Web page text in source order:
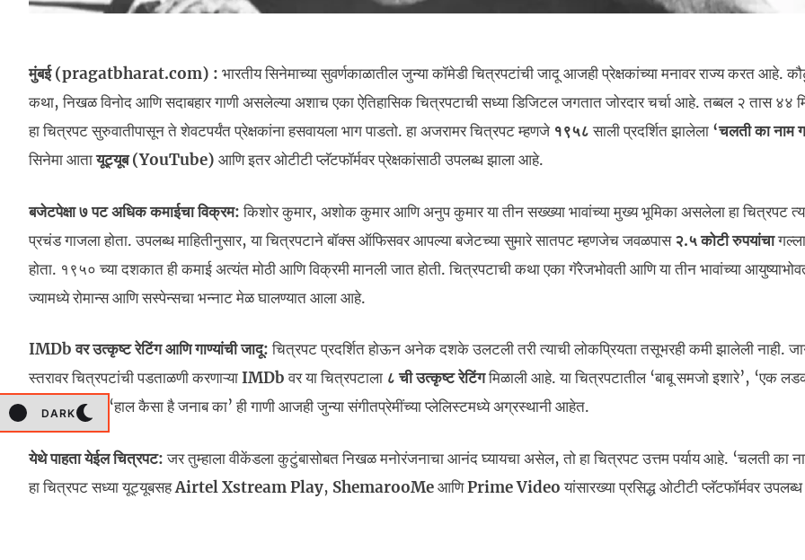
DARK
मुंबई (pragatbharat.com) : भारतीय सिनेमाच्या सुवर्णकाळातील जुन्या कॉमेडी चित्रपटांची जादू आजही प्रेक्षकांच्या मनावर राज्य करत आहे.
कथा, निखळ विनोद आणि सदाबहार गाणी असलेल्या अशाच एका ऐतिहासिक चित्रपटाची सध्या डिजिटल जगतात जोरदार चर्चा आहे. तब्बल २ तास ४४
हा चित्रपट सुरुवातीपासून ते शेवटपर्यंत प्रेक्षकांना हसवायला भाग पाडतो. हा अजरामर चित्रपट म्हणजे १९५८साली प्रदर्शित झालेला ‘चलती का नाम
सिनेमा आतायूट्यूब (YouTube) आणि इतर ओटीटी प्लॅटफॉर्मवर प्रेक्षकांसाठी उपलब्ध झाला आहे.
बजेटपेक्षा ७ पट अधिक कमाईचा विक्रम:किशोर कुमार, अशोक कुमार आणि अनुप कुमार या तीन सख्ख्या भावांच्या मुख्य भूमिका असलेला हा चित्रपट
प्रचंड गाजला होता. उपलब्ध माहितीनुसार, या चित्रपटाने बॉक्स ऑफिसवर आपल्या बजेटच्या सुमारे सातपट म्हणजेच जवळपास२.५ कोटी रुपयांचा
होता. १९५० च्या दशकात ही कमाई अत्यंत मोठी आणि विक्रमी मानली जात होती. चित्रपटाची कथा एका गॅरेजभोवती आणि या तीन भावांच्या
ज्यामध्ये रोमान्स आणि सस्पेन्सचा भन्नाट मेळ घालण्यात आला आहे.
IMDb वर उत्कृष्ट रेटिंग आणि गाण्यांची जादू:चित्रपट प्रदर्शित होऊन अनेक दशके उलटली तरी त्याची लोकप्रियता तसूभरही कमी झालेली नाही.
स्तरावर चित्रपटांची पडताळणी करणाऱ्याIMDbवर या चित्रपटाला ८ ची उत्कृष्ट रेटिंगमिळाली आहे. या चित्रपटातील ‘बाबू समजो इशारे’, ‘एक
भागी सी’ आणि ‘हाल कैसा है जनाब का’ ही गाणी आजही जुन्या संगीतप्रेमींच्या प्लेलिस्टमध्ये अग्रस्थानी आहेत.
येथे पाहता येईल चित्रपट:जर तुम्हाला वीकेंडला कुटुंबासोबत निखळ मनोरंजनाचा आनंद घ्यायचा असेल, तो हा चित्रपट उत्तम पर्याय आहे. ‘चलती का
हा चित्रपट सध्या यूट्यूबसहAirtel Xstream Play, ShemarooMeआणिPrime Videoयांसारख्या प्रसिद्ध ओटीटी प्लॅटफॉर्मवर